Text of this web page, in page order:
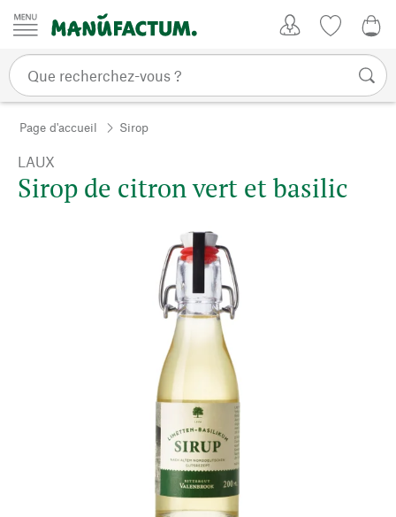
Passer au contenu
Page d'accueil Sirop
LAUX
Sirop de citron vert et basilic